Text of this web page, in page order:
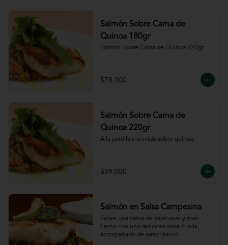
Salmón Sobre Cama de
Quinoa 180gr
Salmón Sobre Cama de Quinoa 220gr
$78.000
Salmón Sobre Cama de
Quinoa 220gr
A la parrilla y servido sobre quinoa.
$89.000
Salmón en Salsa Campesina
Sobre una cama de espinacas y maíz
tierno con una deliciosa salsa criolla,
acompañado de arroz blanco.